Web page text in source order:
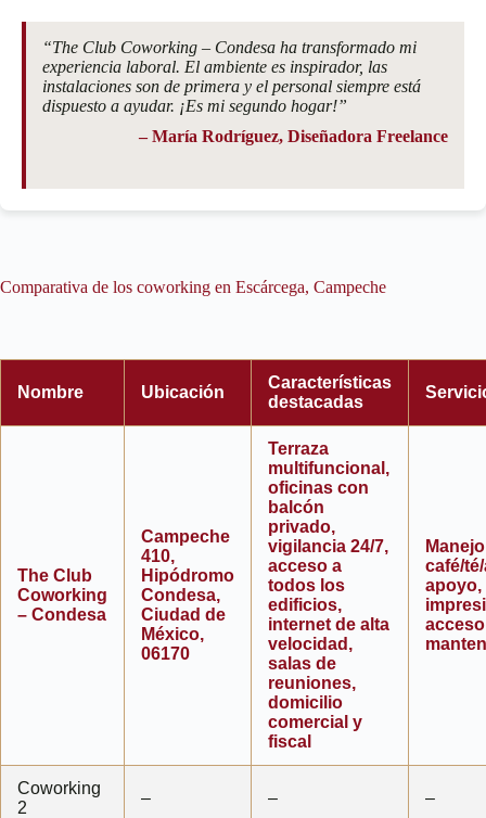
“The Club Coworking – Condesa ha transformado mi
experiencia laboral. El ambiente es inspirador, las
instalaciones son de primera y el personal siempre está
dispuesto a ayudar. ¡Es mi segundo hogar!”
– María Rodríguez, Diseñadora Freelance
Comparativa de los coworking en Escárcega, Campeche
Nombre Ubicación
Características
destacadas
The Club
Coworking
– Condesa
Campeche
410,
Hipódromo
Condesa,
Ciudad de
México,
06170
Terraza
multifuncional,
oficinas con
balcón
privado,
vigilancia 24/7,
acceso a
todos los
edificios,
internet de alta
velocidad,
salas de
reuniones,
domicilio
comercial y
fiscal
café/
apoyo,
Coworking
2
– – –